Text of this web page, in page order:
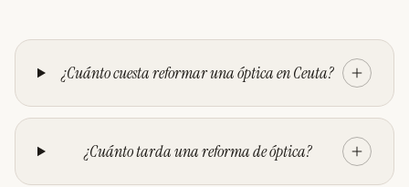
¿Cuánto cuesta reformar una óptica en Ceuta?
¿Cuánto tarda una reforma de óptica?